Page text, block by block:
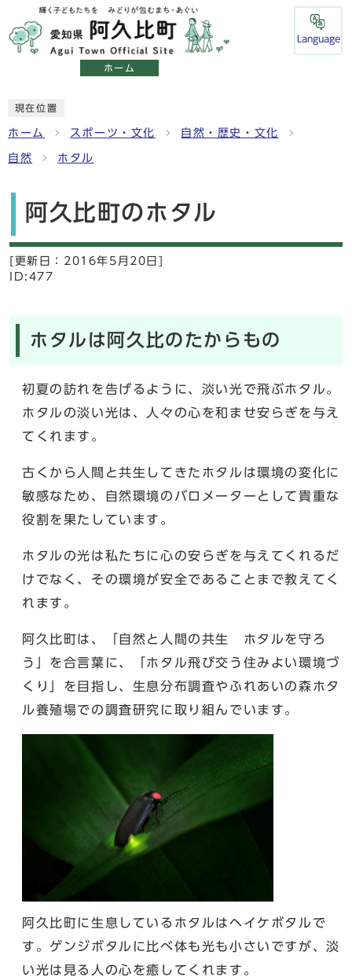
ホーム
Language
現在位置
ホーム スポーツ・文化 自然・歴史・文化
自然 ホタル
阿久比町のホタル
[更新日： 2016年5月20日]
ID:477
ホタルは阿久比のたからもの
初夏の訪れを告げるように、淡い光で飛ぶホタル。
ホタルの淡い光は、人々の心を和ませ安らぎを与え
てくれます。
古くから人間と共生してきたホタルは環境の変化に
敏感なため、自然環境のバロメーターとして貴重な
役割を果たしています。
ホタルの光は私たちに心の安らぎを与えてくれるだ
けでなく、その環境が安全であることまで教えてく
れます。
阿久比町は、「自然と人間の共生 ホタルを守ろ
う」を合言葉に、「ホタル飛び交う住みよい環境づ
くり」を目指し、生息分布調査やふれあいの森ホタ
ル養殖場での調査研究に取り組んでいます。
阿久比町に生息しているホタルはヘイケボタルで
す。ゲンジボタルに比べ体も光も小さいですが、淡
い光は見る人の心を癒してくれます。